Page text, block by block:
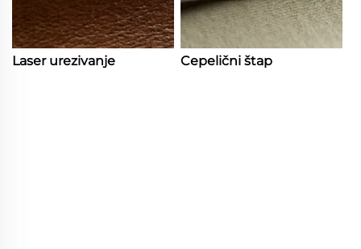
Laser urezivanje Cepelični štap